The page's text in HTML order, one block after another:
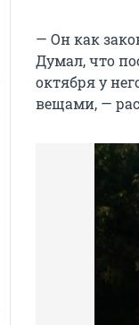
— Он как
Думал, что
октября у
вещами, —